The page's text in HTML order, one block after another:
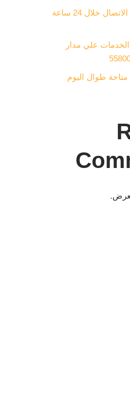
رقم ونش / يمكنك الاتصال خلال 24 ساعة
علي مدار
طوال اليوم